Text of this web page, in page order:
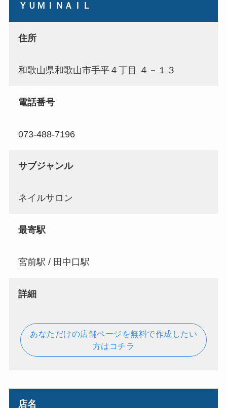
ＹＵＭＩＮＡＩＬ
住所
和歌山県和歌山市手平４丁目 ４－１３
電話番号
073-488-7196
サブジャンル
ネイルサロン
最寄駅
宮前駅 / 田中口駅
詳細
あなただけの店舗ページを無料で作成したい
方はコチラ
店名